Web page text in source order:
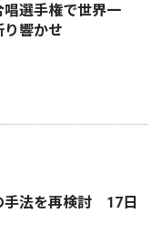
選手権で世界一
響かせ
法を再検討 17日